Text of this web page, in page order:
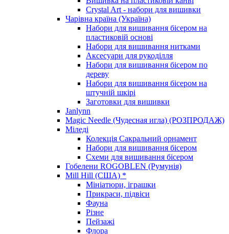
Crystal Art - набори для вишивки
Чарівна країна (Україна)
Набори для вишивання бісером на
пластиковій основі
Набори для вишивання нитками
Аксесуари для рукоділля
Набори для вишивання бісером по
дереву
Набори для вишивання бісером на
штучній шкірі
Заготовки для вишивки
Janlynn
Magic Needle (Чудесная игла) (РОЗПРОДАЖ)
Міледі
Колекція Сакральний орнамент
Набори для вишивання бісером
Схеми для вишивання бісером
Гобелени ROGOBLEN (Румунія)
Mill Hill (США) *
Мініатюри, іграшки
Прикраси, підвіси
Фауна
Різне
Пейзажі
Флора